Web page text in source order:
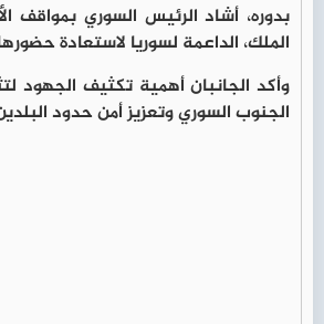
بدوره، أشاد الرئيس السوري بمواقف
الملك، الداعمة لسوريا لاستعادة
وأكد الجانبان أهمية تكثيف الجهود
الجنوب السوري وتعزيز أمن حدود